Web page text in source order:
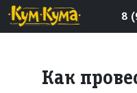
8
Как